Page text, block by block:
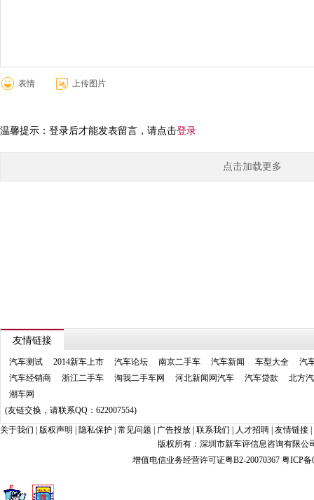
表情 上传图片
温馨提示：登录后才能发表留言，请点击登录
点击加载更多
友情链接
汽车测试 2014新车上市 汽车论坛 南京二手车 汽车新闻 车型大全
汽
汽车经销商
浙江二手车 淘我二手车网 河北新闻网汽车 汽车贷款
北方
潮车网
(友链交换，请联系QQ：622007554)
关于我们
版权声明 隐私保护 常见问题 广告投放 联系我们 人才招聘 友情链接
版权所有：深圳市新车评信息咨询有限公
增值电信业务经营许可证粤B2-20070367 粤ICP备